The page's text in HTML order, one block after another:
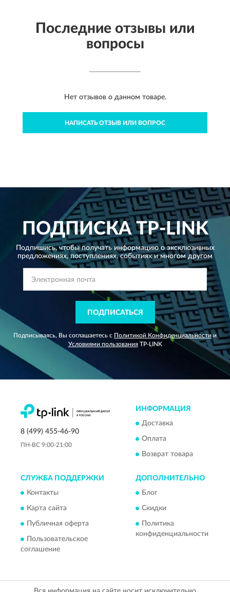
Последние отзывы или
вопросы
Нет отзывов о данном товаре.
НАПИСАТЬ ОТЗЫВ ИЛИ ВОПРОС
ПОДПИСКАTP-LINK
Подпишись, чтобы получать информацию о эксклюзивных
предложениях,поступлениях, событиях и многом другом
ПОДПИСАТЬСЯ
Подписываясь, Вы соглашаетесь с Политикой Конфиденциальности и
Условиями пользованияTP-LINK
8 (499) 455-46-90
ПН-ВС 9:00-21:00
ИНФОРМАЦИЯ
Доставка
Оплата
Возврат товара
СЛУЖБА ПОДДЕРЖКИ
Контакты
Карта сайта
Публичная оферта
Пользовательское
соглашение
ДОПОЛНИТЕЛЬНО
Блог
Скидки
Политика
конфиденциальности